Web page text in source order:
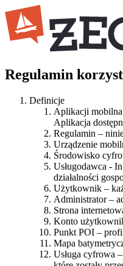
Regulamin
Definicje
Aplikacji
Aplikacja
Regulamin –
Urządzenie
Środowisko
Usługodawca -
działalności
Użytkownik –
Administrator –
Strona
Konto
Punkt POI –
Mapa
Usługa cyfrowa